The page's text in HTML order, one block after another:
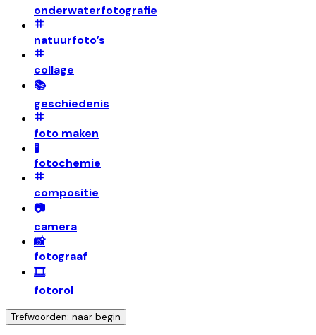
onderwaterfotografie
natuurfoto’s
collage
📚
geschiedenis
foto maken
🧪
fotochemie
compositie
📷
camera
📸
fotograaf
🎞️
fotorol
Trefwoorden: naar begin